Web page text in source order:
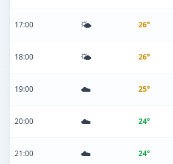
17:00 🌤️ 26°
18:00 🌤️ 26°
19:00 ☁️ 25°
20:00 ☁️ 24°
21:00 ☁️ 24°